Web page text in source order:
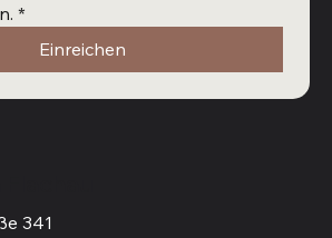
341
*
Einreichen